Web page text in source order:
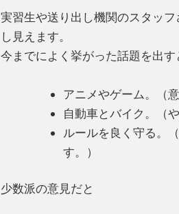
実習生や送り出し機関のスタッ
し見えます。
今までによく挙がった話題を出す
アニメやゲーム。（
自動車とバイク。（
ルールを良く守る。
す。）
少数派の意見だと